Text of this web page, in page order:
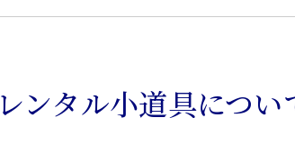
レンタル小道具につ